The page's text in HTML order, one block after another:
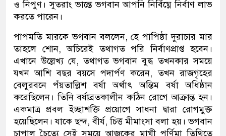
ও নিপুণ। সুতরাং ভান্তে ভগবান আপনি নির্বিঘ্নে নির্বাণ লাভ
করতে পারেন।
পাপমতি মারকে ভগবান বললেন, হে পাপিষ্ঠা দুরাচার মার
তাহলে শোন, অচিরেই তথাগত পরি নির্বাণপ্রাপ্ত হবেন।
এখানে উল্লেখ্য যে, তথাগত ভগবান বুদ্ধ তখনকার সময়ে
যখন আশি বছর বয়সে পদার্পণ করেন, তখন রাজগৃহের
বেলুরবনে পঁয়তাল্লিশ বর্ষা অর্থাৎ অন্তিম বর্ষা অধিষ্ঠান
করেছিলেন। তিনি বর্ষাব্রতকালীন কঠিন রোগে আক্রান্ত হন।
একমাত্র প্রবল ইচ্ছাশক্তি প্রয়োগে সাধনা দ্বারা রোগমুক্ত
হয়েছিলেন। যাকে ছন্দ, বীর্য, চিত্ত মীমাংসা বলা হয়। ভগবান
চাপাল চৈত্যে সেই সময়ে আজকের মাঘী পূর্ণিমা তিথিতে